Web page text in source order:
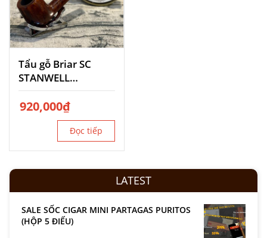
Tẩu gỗ Briar SC
STANWELL
PFORZHEIM
920,000₫
Đọc tiếp
LATEST
SALE SỐC CIGAR MINI PARTAGAS PURITOS
(HỘP 5 ĐIẾU)